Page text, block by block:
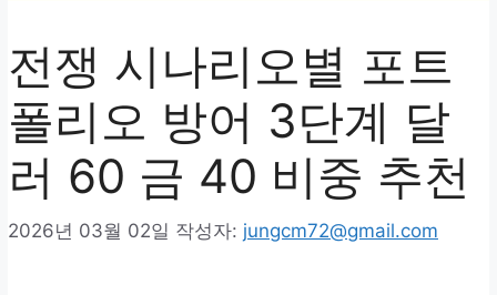
전쟁 시나리오별 포트
폴리오 방어 3단계 달
러 60 금 40 비중 추천
2026년 03월 02일 작성자: jungcm72@gmail.com